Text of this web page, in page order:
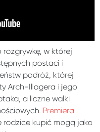
w której
postaci i
podróż, której
Arch-Illagera i jego
a liczne walki
Premiera
rodzice kupić mogą jako